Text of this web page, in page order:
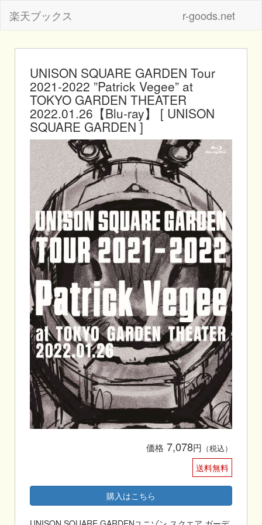
楽天ブックス r-goods.net
UNISON SQUARE GARDEN Tour
2021-2022 ”Patrick Vegee” at
TOKYO GARDEN THEATER
2022.01.26【Blu-ray】 [ UNISON
SQUARE GARDEN ]
価格 7,078円 （税込）
送料無料
購入はこちら